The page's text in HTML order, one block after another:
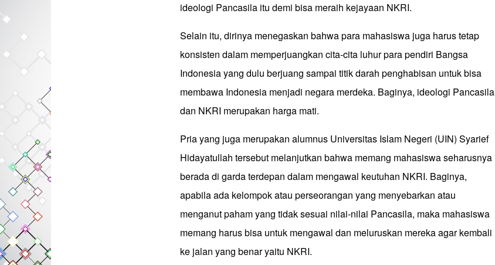
ideologi Pancasila itu demi bisa meraih kejayaan NKRI.
Selain itu, dirinya menegaskan bahwa para mahasiswa juga harus tetap
konsisten dalam memperjuangkan cita-cita luhur para pendiri Bangsa
Indonesia yang dulu berjuang sampai titik darah penghabisan untuk bisa
membawa Indonesia menjadi negara merdeka. Baginya, ideologi Pancasila
dan NKRI merupakan harga mati.
Pria yang juga merupakan alumnus Universitas Islam Negeri (UIN) Syarief
Hidayatullah tersebut melanjutkan bahwa memang mahasiswa seharusnya
berada di garda terdepan dalam mengawal keutuhan NKRI. Baginya,
apabila ada kelompok atau perseorangan yang menyebarkan atau
menganut paham yang tidak sesuai nilai-nilai Pancasila, maka mahasiswa
memang harus bisa untuk mengawal dan meluruskan mereka agar kembali
ke jalan yang benar yaitu NKRI.